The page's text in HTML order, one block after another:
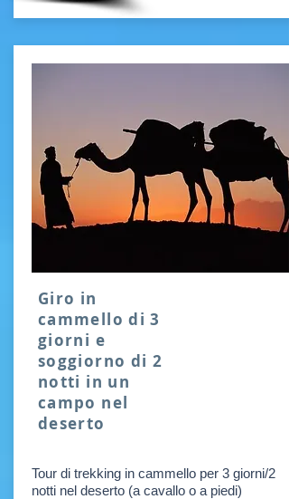
Giro in
cammello di 3
giorni e
soggiorno di 2
notti in un
campo nel
deserto
Tour di trekking in cammello per 3 giorni/2
notti nel deserto (a cavallo o a piedi)